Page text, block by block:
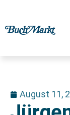
August 11,